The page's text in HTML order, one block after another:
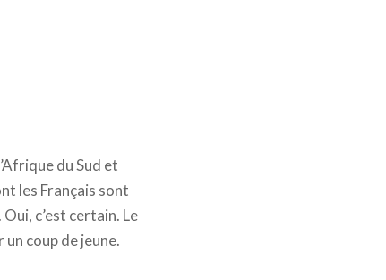
du Sud et
les Français sont
c’est certain. Le
coup de jeune.